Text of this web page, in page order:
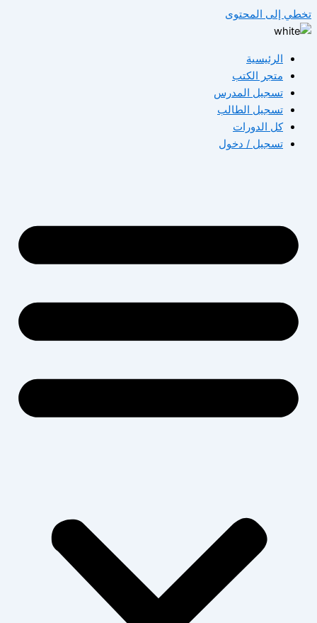
إلى المحتوى
الرئيسية
متجر الكتب
تسجيل المدرس
تسجيل الطالب
كل الدورات
تسجيل / دخول